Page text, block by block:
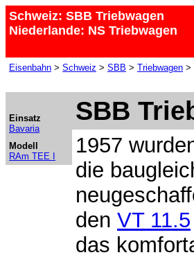
Schweiz: SBB Triebwagen
Niederlande: NS Triebwagen
Eisenbahn > Schweiz > SBB > Triebwagen >
Einsatz
Bavaria
Modell
RAm TEE I
SBB
1957
die
den VT 11.5
das